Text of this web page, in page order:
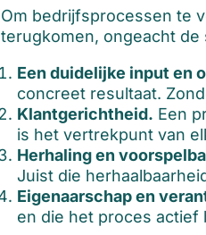
Om bedrijfsprocessen te
terugkomen, ongeacht
Een duidelijke input en
concreet resultaat.
Klantgerichtheid. Een
is het vertrekpunt van
Herhaling en
Juist die
Eigenaarschap en
en die het proces actief